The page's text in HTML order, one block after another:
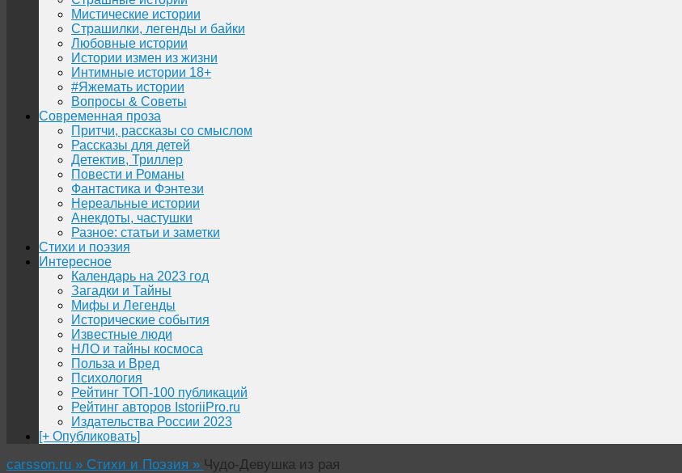
Мистические истории
Страшилки, легенды и байки
Любовные истории
Истории измен из жизни
Интимные истории 18+
#Яжемать истории
Вопросы & Советы
Современная проза
Притчи, рассказы со смыслом
Рассказы для детей
Детектив, Триллер
Повести и Романы
Фантастика и Фэнтези
Нереальные истории
Анекдоты, частушки
Разное: статьи и заметки
Стихи и поэзия
Интересное
Календарь на 2023 год
Загадки и Тайны
Мифы и Легенды
Исторические события
Известные люди
НЛО и тайны космоса
Польза и Вред
Психология
Рейтинг ТОП-100 публикаций
Рейтинг авторов IstoriiPro.ru
Издательства России 2023
[+ Опубликовать]
carsson.ru » Стихи и Поэзия » Чудо-Девушка из рая